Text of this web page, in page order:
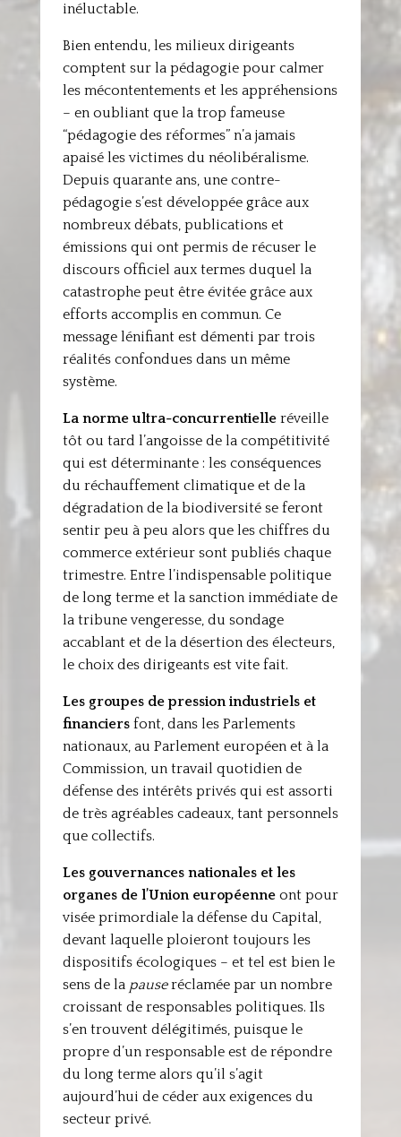
inéluctable.
Bien entendu, les milieux dirigeants
comptent sur la pédagogie pour calmer
les mécontentements et les appréhensions
– en oubliant que la trop fameuse
“pédagogie des réformes” n’a jamais
apaisé les victimes du néolibéralisme.
Depuis quarante ans, une contre-
pédagogie s’est développée grâce aux
nombreux débats, publications et
émissions qui ont permis de récuser le
discours officiel aux termes duquel la
catastrophe peut être évitée grâce aux
efforts accomplis en commun. Ce
message lénifiant est démenti par trois
réalités confondues dans un même
système.
La norme ultra-concurrentielleréveille
tôt ou tard l’angoisse de la compétitivité
qui est déterminante : les conséquences
du réchauffement climatique et de la
dégradation de la biodiversité se feront
sentir peu à peu alors que les chiffres du
commerce extérieur sont publiés chaque
trimestre. Entre l’indispensable politique
de long terme et la sanction immédiate de
la tribune vengeresse, du sondage
accablant et de la désertion des électeurs,
le choix des dirigeants est vite fait.
Les groupes de pression industriels et
financiersfont, dans les Parlements
nationaux, au Parlement européen et à la
Commission, un travail quotidien de
défense des intérêts privés qui est assorti
de très agréables cadeaux, tant personnels
que collectifs.
Les gouvernances nationales et les
organes de l’Union européenneont pour
visée primordiale la défense du Capital,
devant laquelle ploieront toujours les
dispositifs écologiques – et tel est bien le
sens de la pauseréclamée par un nombre
croissant de responsables politiques. Ils
s’en trouvent délégitimés, puisque le
propre d’un responsable est de répondre
du long terme alors qu’il s’agit
aujourd’hui de céder aux exigences du
secteur privé.